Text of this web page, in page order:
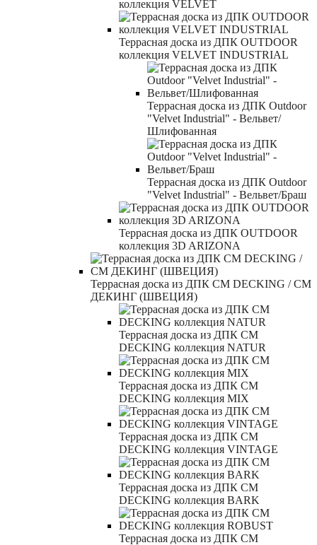
коллекция VELVET
Террасная доска из ДПК OUTDOOR
коллекция VELVET INDUSTRIAL
Террасная доска из ДПК Outdoor
"Velvet Industrial" - Вельвет/
Шлифованная
Террасная доска из ДПК Outdoor
"Velvet Industrial" - Вельвет/Браш
Террасная доска из ДПК OUTDOOR
коллекция 3D ARIZONA
Террасная доска из ДПК CM DECKING / СМ
ДЕКИНГ (ШВЕЦИЯ)
Террасная доска из ДПК CM
DECKING коллекция NATUR
Террасная доска из ДПК CM
DECKING коллекция MIX
Террасная доска из ДПК CM
DECKING коллекция VINTAGE
Террасная доска из ДПК CM
DECKING коллекция BARK
Террасная доска из ДПК CM